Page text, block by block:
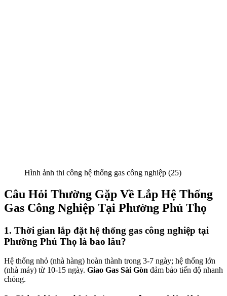
Hình ảnh thi công hệ thống gas công nghiệp (25)
Câu Hỏi Thường Gặp Về Lắp Hệ Thống
Gas Công Nghiệp Tại Phường Phú Thọ
1. Thời gian lắp đặt hệ thống gas công nghiệp tại
Phường Phú Thọ là bao lâu?
Hệ thống nhỏ (nhà hàng) hoàn thành trong 3-7 ngày; hệ thống lớn
(nhà máy) từ 10-15 ngày. Giao Gas Sài Gòn đảm bảo tiến độ nhanh
chóng.